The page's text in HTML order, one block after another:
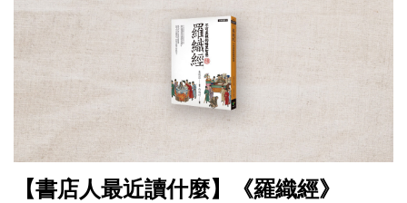
【書店人最近讀什麼】《羅織經》